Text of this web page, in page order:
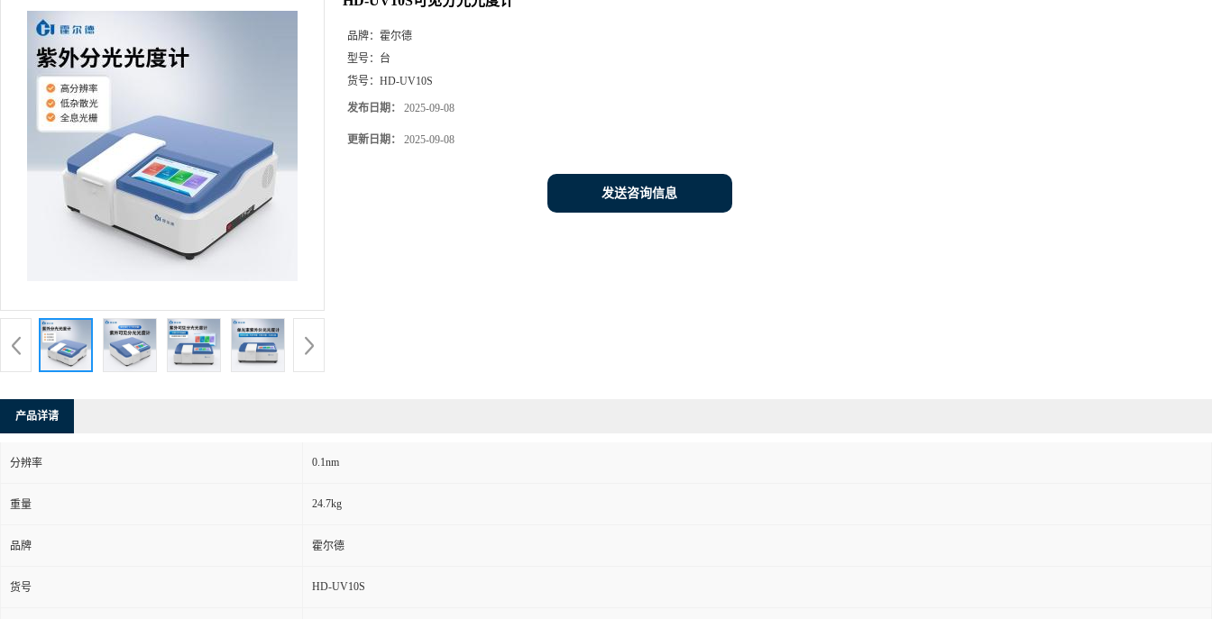
品牌： 霍尔德
型号： 台
货号： HD-UV10S
发布日期： 2025-09-08
更新日期： 2025-09-08
发送咨询信息
产品详请
分辨率 0.1nm
重量 24.7kg
品牌 霍尔德
货号 HD-UV10S